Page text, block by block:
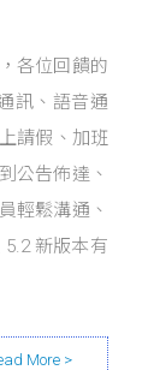
各位回饋的
訊、語音通
請假、加班
公告佈達、
輕鬆溝通、
新版本有